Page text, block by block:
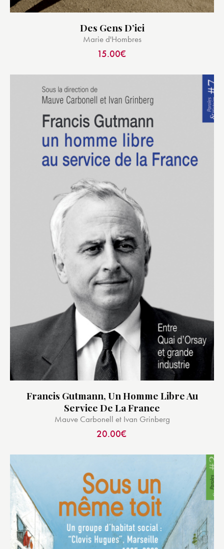
Des Gens D’ici
Marie d'Hombres
15.00€
Francis Gutmann, Un Homme Libre Au
Service De La France
Mauve Carbonell et Ivan Grinberg
20.00€